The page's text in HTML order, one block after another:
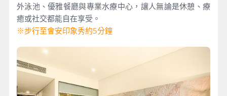
外泳池、優雅餐廳與專業水療中心，讓人無論是休憩、療
癒或社交都能自在享受。
※步行至會安印象秀約5分鐘